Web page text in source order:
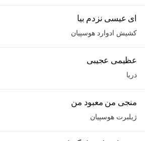
ای عیسی نزدم بیا
کشیش ادوارد هوسپیان
عظیمی عجیبی
دریا
منجی من معبود من
ژیلبرت هوسپیان